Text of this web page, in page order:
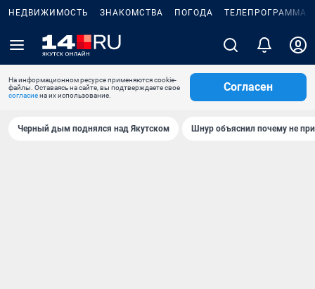
НЕДВИЖИМОСТЬ ЗНАКОМСТВА ПОГОДА ТЕЛЕПРОГРАММА
На информационном ресурсе применяются cookie-
файлы. Оставаясь на сайте, вы подтверждаете свое
согласиена их использование.
Согласен
Черный дым поднялся над Якутском Шнур объяснил почему не